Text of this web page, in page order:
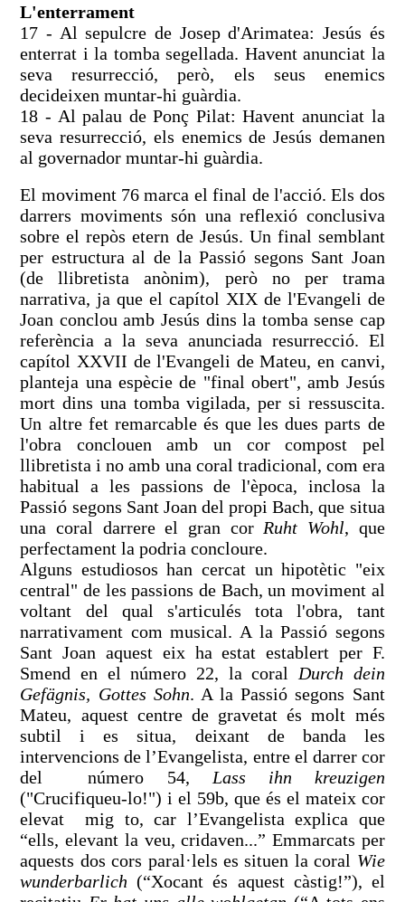
L'enterrament
17 - Al sepulcre de Josep d'Arimatea: Jesús és
enterrat i la tomba segellada. Havent anunciat la
seva resurrecció, però, els seus enemics
decideixen muntar-hi guàrdia.
18 - Al palau de Ponç Pilat: Havent anunciat la
seva resurrecció, els enemics de Jesús demanen
al governador muntar-hi guàrdia.
El moviment 76 marca el final de l'acció. Els dos
darrers moviments són una reflexió conclusiva
sobre el repòs etern de Jesús. Un final semblant
per estructura al de la Passió segons Sant Joan
(de llibretista anònim), però no per trama
narrativa, ja que el capítol XIX de l'Evangeli de
Joan conclou amb Jesús dins la tomba sense cap
referència a la seva anunciada resurrecció. El
capítol XXVII de l'Evangeli de Mateu, en canvi,
planteja una espècie de "final obert", amb Jesús
mort dins una tomba vigilada, per si ressuscita.
Un altre fet remarcable és que les dues parts de
l'obra conclouen amb un cor compost pel
llibretista i no amb una coral tradicional, com era
habitual a les passions de l'època, inclosa la
Passió segons Sant Joan del propi Bach, que situa
una coral darrere el gran cor Ruht Wohl, que
perfectament la podria concloure.
Alguns estudiosos han cercat un hipotètic "eix
central" de les passions de Bach, un moviment al
voltant del qual s'articulés tota l'obra, tant
narrativament com musical. A la Passió segons
Sant Joan aquest eix ha estat establert per F.
Smend en el número 22, la coral Durch dein
Gefägnis, Gottes Sohn. A la Passió segons Sant
Mateu, aquest centre de gravetat és molt més
subtil i es situa, deixant de banda les
intervencions de l’Evangelista, entre el darrer cor
del número 54, Lass ihn kreuzigen
("Crucifiqueu-lo!") i el 59b, que és el mateix cor
elevat mig to, car l’Evangelista explica que
“ells, elevant la veu, cridaven...” Emmarcats per
aquests dos cors paral·lels es situen la coral Wie
wunderbarlich (“Xocant és aquest càstig!”), el